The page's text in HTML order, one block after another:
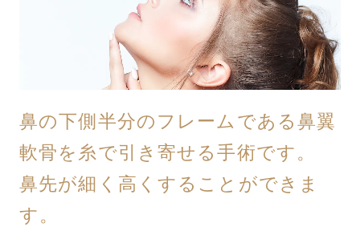
鼻の下側半分のフレームである鼻翼
軟骨を糸で引き寄せる手術です。
鼻先が細く高くすることができま
す。